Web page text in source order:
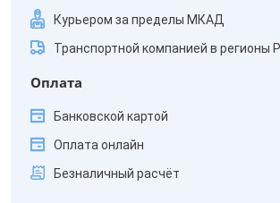
Курьером за пределы МКАД
Транспортной компанией в регионы
Оплата
Банковской картой
Оплата онлайн
Безналичный расчёт